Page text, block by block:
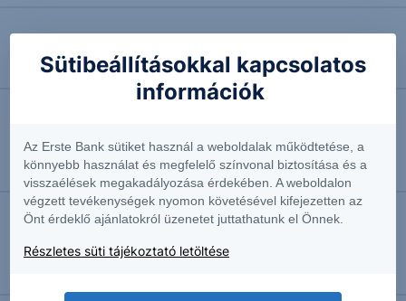
EURHUF: 355 körül a jegyzés
Mekkora veszély Ukrajna?
Vezető agrárszakértő
2026.05.12. 08:52
Kitekintő: EUR/HUF - 2026/37M - havi
Sütibeállításokkal kapcsolatos
információk
Az Erste Bank sütiket használ a weboldalak működtetése, a
könnyebb használat és megfelelő színvonal biztosítása és a
visszaélések megakadályozása érdekében. A weboldalon
végzett tevékenységek nyomon követésével kifejezetten az
Önt érdeklő ajánlatokról üzenetet juttathatunk el Önnek.
Részletes süti tájékoztató letöltése